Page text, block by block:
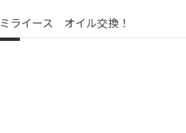
ミライース オイル交換！